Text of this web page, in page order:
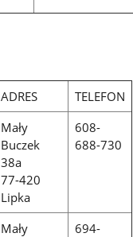
ADRES
TELEFON
Mały
Buczek
38a
77-420
Lipka
608-
688-730
Mały
694-